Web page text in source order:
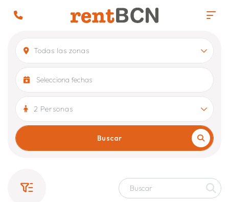
Todas las zonas
2 Personas
Buscar